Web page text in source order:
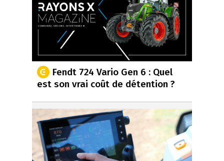
Fendt 724 Vario Gen 6 : Quel
est son vrai coût de détention ?